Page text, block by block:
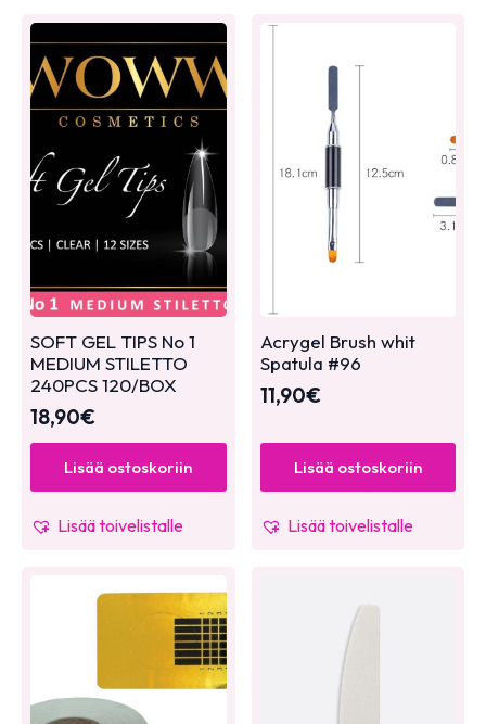
SOFT GEL TIPS No 1
MEDIUM STILETTO
240PCS 120/BOX
18,90€
Lisää ostoskoriin
Lisää toivelistalle
Acrygel Brush whit
Spatula #96
11,90€
Lisää ostoskoriin
Lisää toivelistalle